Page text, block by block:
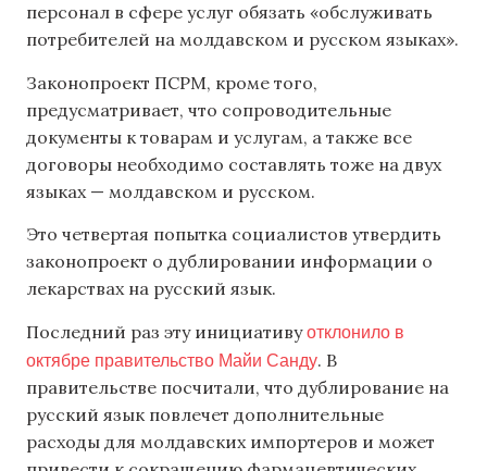
персонал в сфере услуг обязать «обслуживать
потребителей на молдавском и русском языках».
Законопроект ПСРМ, кроме того,
предусматривает, что сопроводительные
документы к товарам и услугам, а также все
договоры необходимо составлять тоже на двух
языках — молдавском и русском.
Это четвертая попытка социалистов утвердить
законопроект о дублировании информации о
лекарствах на русский язык.
Последний раз эту инициативуотклонило в
октябре правительство Майи Санду. В
правительстве посчитали, что дублирование на
русский язык повлечет дополнительные
расходы для молдавских импортеров и может